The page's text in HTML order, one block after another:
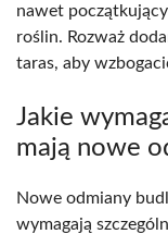
nawet
roślin. Rozważ
taras, aby
Jakie
mają nowe
Nowe odmiany
wymagają